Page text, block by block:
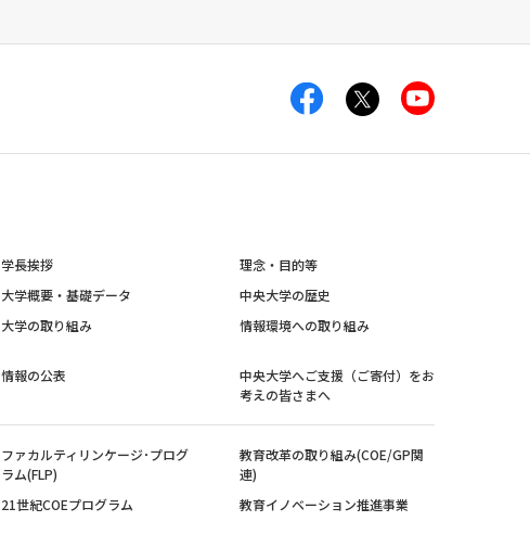
学長挨拶
理念・目的等
大学概要・基礎データ
中央大学の歴史
大学の取り組み 情報環境への取り組み
情報の公表
中央大学へご支援（ご寄付）をお
考えの皆さまへ
ファカルティリンケージ･プログ
ラム(FLP)
教育改革の取り組み(COE/GP関
連)
21世紀COEプログラム 教育イノベーション推進事業